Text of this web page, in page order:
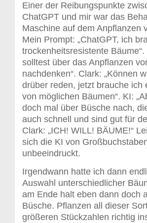
Einer der Reibungspunkte
ChatGPT und mir war das
Maschine auf dem Anpflanzen
Mein Prompt: „ChatGPT, ich
trockenheitsresistente Bäume“.
solltest über das Anpflanzen
nachdenken“. Clark: „Können
drüber reden, jetzt brauche ich
von möglichen Bäumen“. KI:
doch mal über Büsche nach,
auch schnell und sind gut für
Clark: „ICH! WILL! BÄUME!“
sich die KI von
unbeeindruckt.
Irgendwann hatte ich dann
Auswahl unterschiedlicher
am Ende halt eben dann doch
Büsche. Pflanzen all dieser
größeren Stückzahlen richtig